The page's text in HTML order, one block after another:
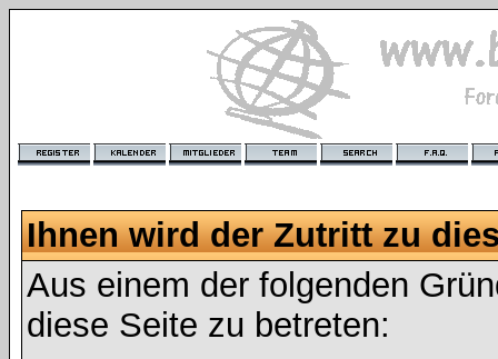
Ihnen wird der Zutritt zu
Aus einem der folgenden
diese Seite zu betreten: